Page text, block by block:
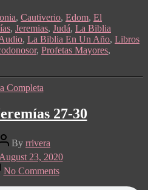
, Cautiverio, Edom, El
, Jeremias, Judá, La Biblia
, La Biblia En Un Año, Libros
, Profetas Mayores,
Categories
Completa
27-30
PostBy rrivera
August 23, 2020
No Commentson
Día